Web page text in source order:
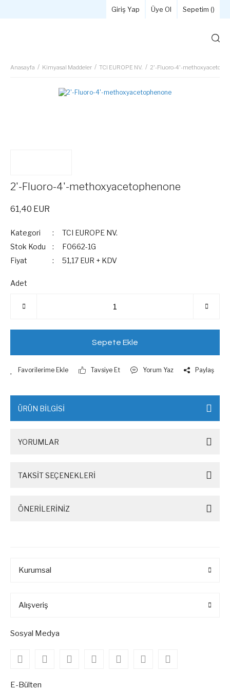
Giriş Yap Üye Ol Sepetim ()
Anasayfa Kimyasal Maddeler TCI EUROPE NV. 2'-Fluoro-4'-
2'-Fluoro-4'-methoxyacetophenone
61,40 EUR
Kategori
TCI EUROPE NV.
Stok Kodu
F0662-1G
Fiyat
51,17 EUR + KDV
Adet
Sepete Ekle
Tavsiye Et Yorum Yaz Paylaş
ÜRÜN BİLGİSİ
YORUMLAR
TAKSİT SEÇENEKLERİ
ÖNERİLERİNİZ
Kurumsal
Alışveriş
Sosyal Medya
E-Bülten